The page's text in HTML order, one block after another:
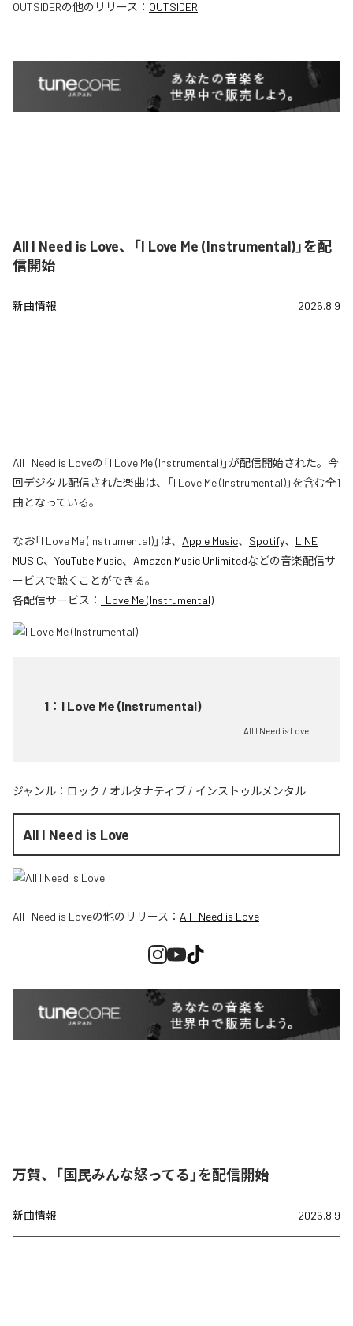
OUTSIDERの他のリリース： OUTSIDER
All I Need is Love、「I Love Me (Instrumental)」を配
信開始
新曲情報 2026.8.9
All I Need is Loveの「I Love Me (Instrumental)」が配信開始された。今
回デジタル配信された楽曲は、「I Love Me (Instrumental)」を含む全1
曲となっている。
なお「I Love Me (Instrumental)」は、 Apple Music、 Spotify、 LINE
MUSIC、 YouTube Music、 Amazon Music Unlimitedなどの音楽配信サ
ービスで聴くことができる。
各配信サービス： I Love Me (Instrumental)
1 ： I Love Me (Instrumental)
All I Need is Love
ジャンル： ロック / オルタナティブ / インストゥルメンタル
All I Need is Love
All I Need is Loveの他のリリース： All I Need is Love
万賀、「国民みんな怒ってる」を配信開始
新曲情報 2026.8.9